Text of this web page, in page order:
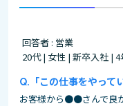
回答者 : 営業
20代 | 女性 | 新卒入社 |
「この仕事をやっ
お客様から●●さんで良